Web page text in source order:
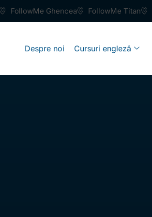
FollowMe Ghencea FollowMe Titan
Despre noi Cursuri engleză